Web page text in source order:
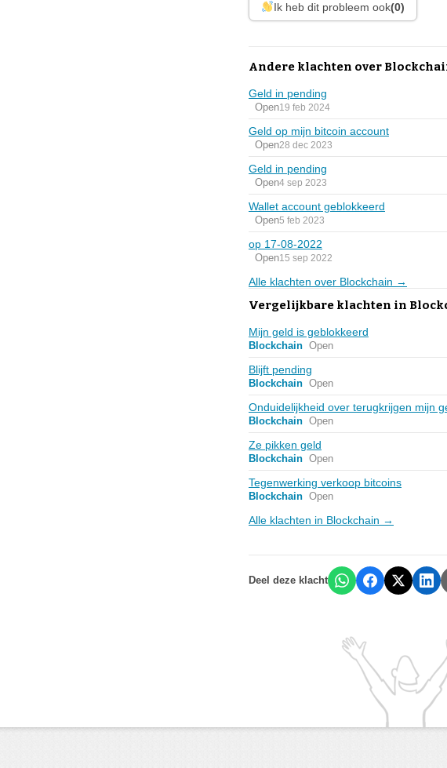
Ik heb dit probleem ook(0)
Andere klachten over
Geld in pending
Open19 feb 2024
Geld op mijn bitcoin account
Open28 dec 2023
Geld in pending
Open4 sep 2023
Wallet account geblokkeerd
Open5 feb 2023
op 17-08-2022
Open15 sep 2022
Alle klachten over Blockchain →
Vergelijkbare klachten in
Mijn geld is geblokkeerd
Blockchain Open
Blijft pending
Blockchain Open
Onduidelijkheid over terugkrijgen mijn
Blockchain Open
Ze pikken geld
Blockchain Open
Tegenwerking verkoop bitcoins
Blockchain Open
Alle klachten in Blockchain →
Deel deze klacht